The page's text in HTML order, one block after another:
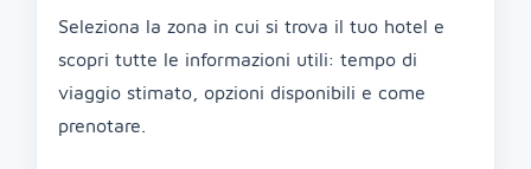
Seleziona la zona in cui si trova il tuo hotel e
scopri tutte le informazioni utili: tempo di
viaggio stimato, opzioni disponibili e come
prenotare.